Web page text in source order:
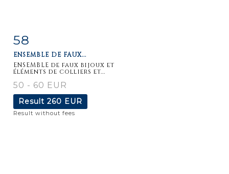
Item detail
58
ENSEMBLE DE FAUX...
ENSEMBLE de faux bijoux et
éléments de colliers et...
50 - 60 EUR
Result 260 EUR
Result without fees